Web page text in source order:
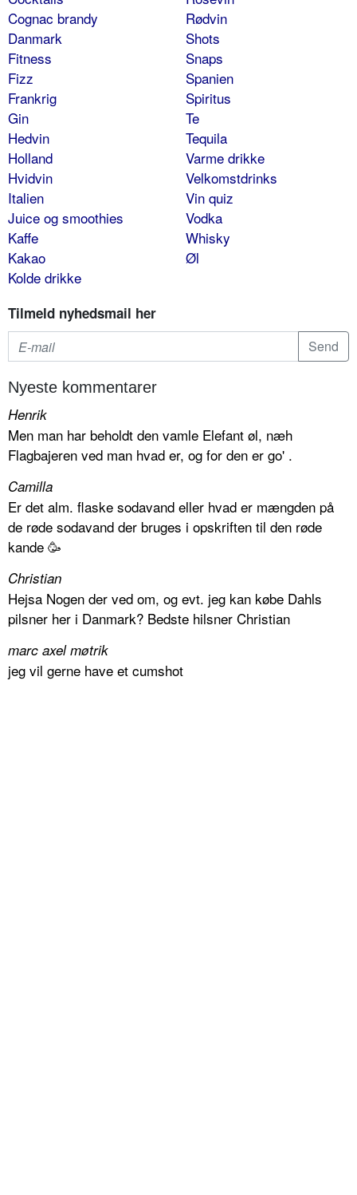
Cognac brandy
Danmark
Fitness
Fizz
Frankrig
Gin
Hedvin
Holland
Hvidvin
Italien
Juice og smoothies
Kaffe
Kakao
Kolde drikke
Rødvin
Shots
Snaps
Spanien
Spiritus
Te
Tequila
Varme drikke
Velkomstdrinks
Vin quiz
Vodka
Whisky
Øl
Tilmeld nyhedsmail her
Nyeste kommentarer
Henrik
Men man har beholdt den vamle Elefant øl, næh
Flagbajeren ved man hvad er, og for den er go' .
Camilla
Er det alm. flaske sodavand eller hvad er mængden på
de røde sodavand der bruges i opskriften til den røde
kande 🥳
Christian
Hejsa Nogen der ved om, og evt. jeg kan købe Dahls
pilsner her i Danmark? Bedste hilsner Christian
marc axel møtrik
jeg vil gerne have et cumshot